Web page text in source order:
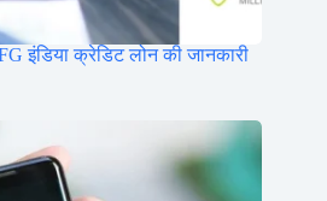
इंडिया क्रेडिट लोन की जानकारी